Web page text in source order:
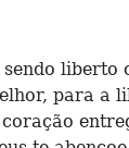
para a